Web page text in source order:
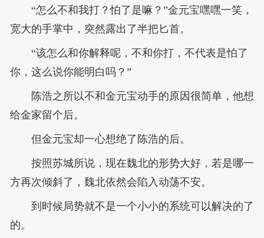
“怎么不和我打？怕了是嘛？”金元宝嘿嘿一笑，
宽大的手掌中，突然露出了半把匕首。
“该怎么和你解释呢，不和你打，不代表是怕了
你，这么说你能明白吗？”
陈浩之所以不和金元宝动手的原因很简单，他想
给金家留个后。
但金元宝却一心想绝了陈浩的后。
按照苏城所说，现在魏北的形势大好，若是哪一
方再次倾斜了，魏北依然会陷入动荡不安。
到时候局势就不是一个小小的系统可以解决的了
的。